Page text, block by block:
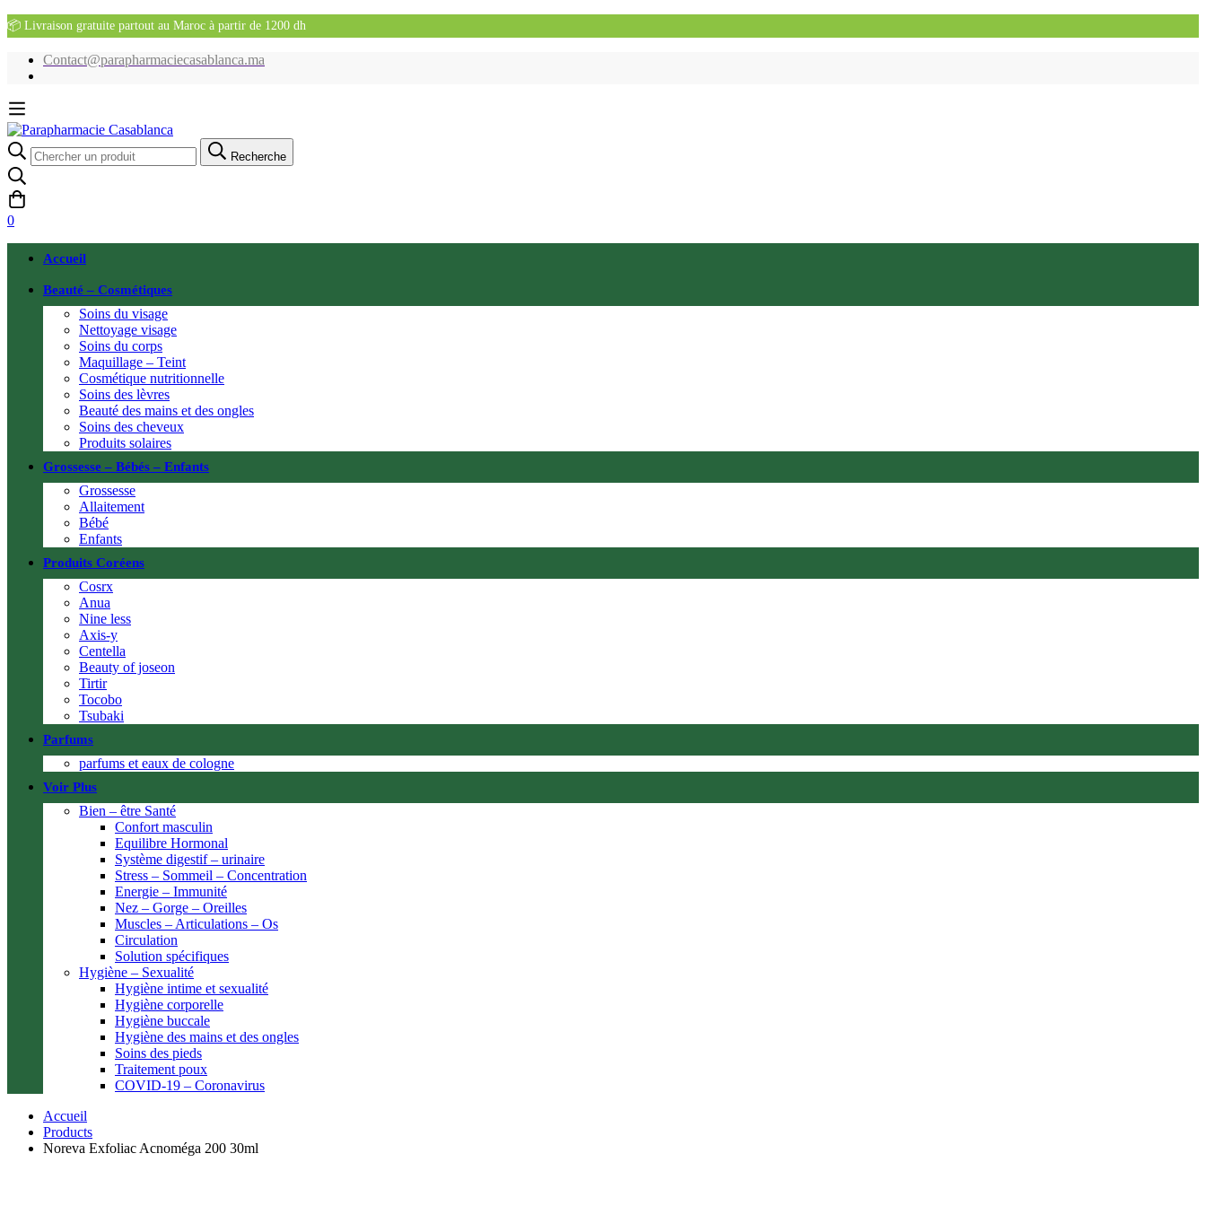
📦 Livraison gratuite partout au Maroc à partir de 1200 dh
Contact@parapharmaciecasablanca.ma
Recherche
pour:
Recherche
0
Accueil
Beauté – Cosmétiques
Soins du visage
Nettoyage visage
Soins du corps
Maquillage – Teint
Cosmétique nutritionnelle
Soins des lèvres
Beauté des mains et des ongles
Soins des cheveux
Produits solaires
Grossesse – Bébés – Enfants
Grossesse
Allaitement
Bébé
Enfants
Produits Coréens
Cosrx
Anua
Nine less
Axis-y
Centella
Beauty of joseon
Tirtir
Tocobo
Tsubaki
Parfums
parfums et eaux de cologne
Voir Plus
Bien – être Santé
Confort masculin
Equilibre Hormonal
Système digestif – urinaire
Stress – Sommeil – Concentration
Energie – Immunité
Nez – Gorge – Oreilles
Muscles – Articulations – Os
Circulation
Solution spécifiques
Hygiène – Sexualité
Hygiène intime et sexualité
Hygiène corporelle
Hygiène buccale
Hygiène des mains et des ongles
Soins des pieds
Traitement poux
COVID-19 – Coronavirus
Accueil
Products
Noreva Exfoliac Acnoméga 200 30ml